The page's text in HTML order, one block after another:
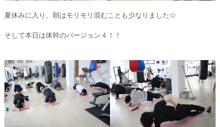
夏休みに入り、朝はモリモリ混むことも少なりました☆
そして本日は体幹のバージョン４！！